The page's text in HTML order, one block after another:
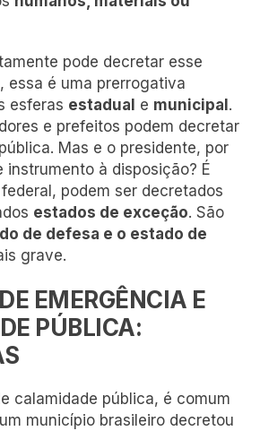
pode decretar esse
essa é uma prerrogativa
esferas estadual e municipal .
e prefeitos podem decretar
Mas e o presidente, por
instrumento à disposição? É
podem ser decretados
estados de exceção. São
de defesa e o estado de
grave.
EMERGÊNCIA E
PÚBLICA:
calamidade pública, é comum
município brasileiro decretou